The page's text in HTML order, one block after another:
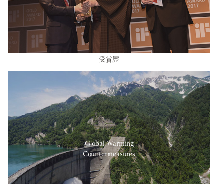
受賞歴
Global Warming
Countermeasures